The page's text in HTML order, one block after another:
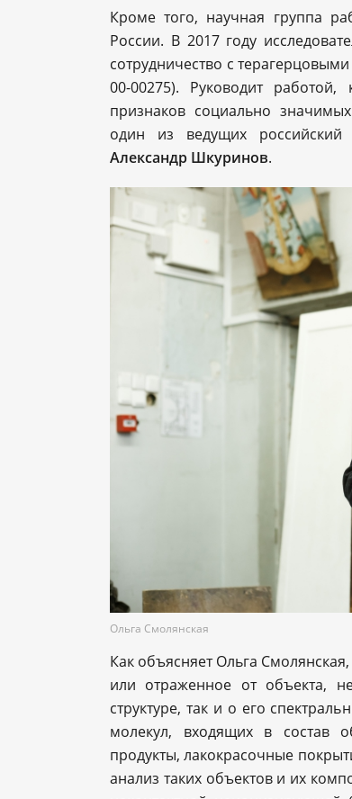
Кроме того, научная группа
России. В 2017 году
сотрудничество с
00-00275). Руководит
признаков социально
один из ведущих российский
Александр Шкуринов.
Ольга Смолянская
Как объясняет Ольга
или отраженное от объекта,
структуре, так и о его
молекул, входящих в состав
продукты, лакокрасочные
анализ таких объектов и их